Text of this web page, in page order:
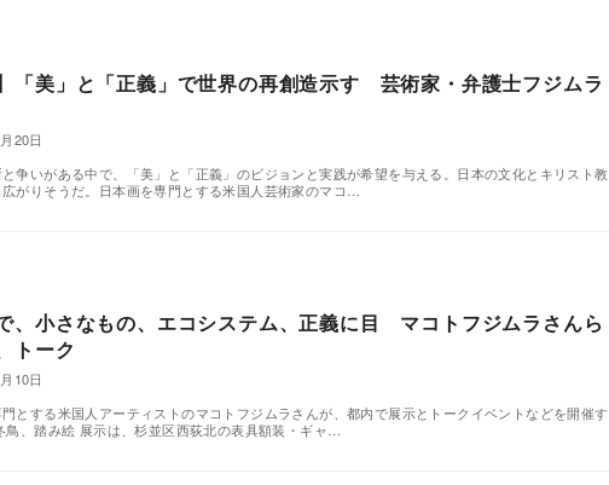
】「美」と「正義」で世界の再創造示す 芸術家・弁護士フジムラ
20日
争いがある中で、「美」と「正義」のビジョンと実践が希望を与える。日本の文化とキリスト教
がりそうだ。日本画を専門とする米国人芸術家のマコ…
、小さなもの、エコシステム、正義に目 マコトフジムラさんら
トーク
10日
とする米国人アーティストのマコトフジムラさんが、都内で展示とトークイベントなどを開催す
鳥、踏み絵 展示は、杉並区西荻北の表具額装・ギャ…